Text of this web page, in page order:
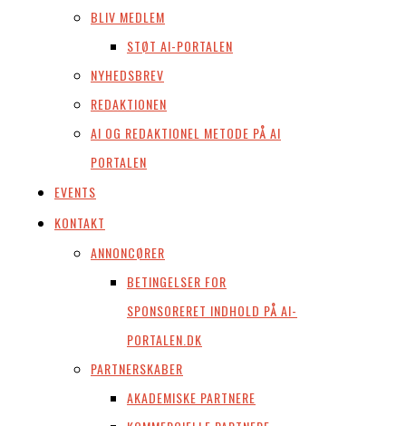
BLIV MEDLEM
STØT AI-PORTALEN
NYHEDSBREV
REDAKTIONEN
AI OG REDAKTIONEL METODE PÅ AI
PORTALEN
EVENTS
KONTAKT
ANNONCØRER
BETINGELSER FOR
SPONSORERET INDHOLD PÅ AI-
PORTALEN.DK
PARTNERSKABER
AKADEMISKE PARTNERE